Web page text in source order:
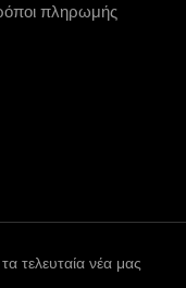
πληρωμής
τελευταία νέα μας